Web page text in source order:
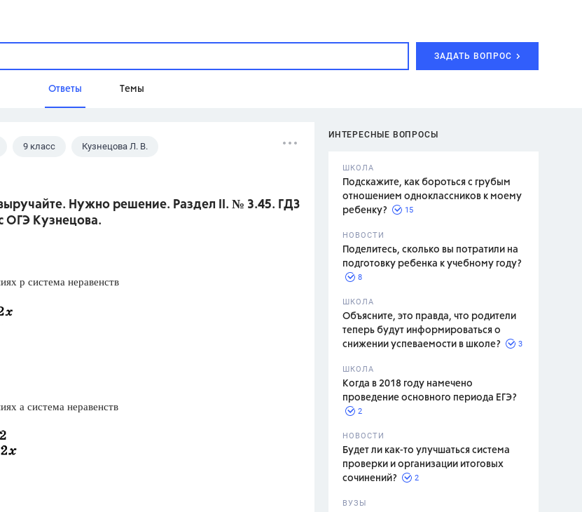
ЗАДАТЬ ВОПРОС
Ответы Темы
Домашнее задание
Школа
ИНТЕРЕСНЫЕ ВОПРОСЫ
ШКОЛА
Подскажите, как бороться с грубым
отношением одноклассников к моему
ребенку?
15
НОВОСТИ
Поделитесь, сколько вы потратили на
подготовку ребенка к учебному году?
8
ШКОЛА
Объясните, это правда, что родители
теперь будут информироваться о
снижении успеваемости в школе?
3
ШКОЛА
Когда в 2018 году намечено
проведение основного периода ЕГЭ?
2
НОВОСТИ
Будет ли как-то улучшаться система
проверки и организации итоговых
сочинений?
2
ВУЗЫ
9 класс Кузнецова Л. В.
Нужно решение. Раздел II. № 3.45. ГДЗ
ОГЭ Кузнецова.
р система неравенств
а система неравенств